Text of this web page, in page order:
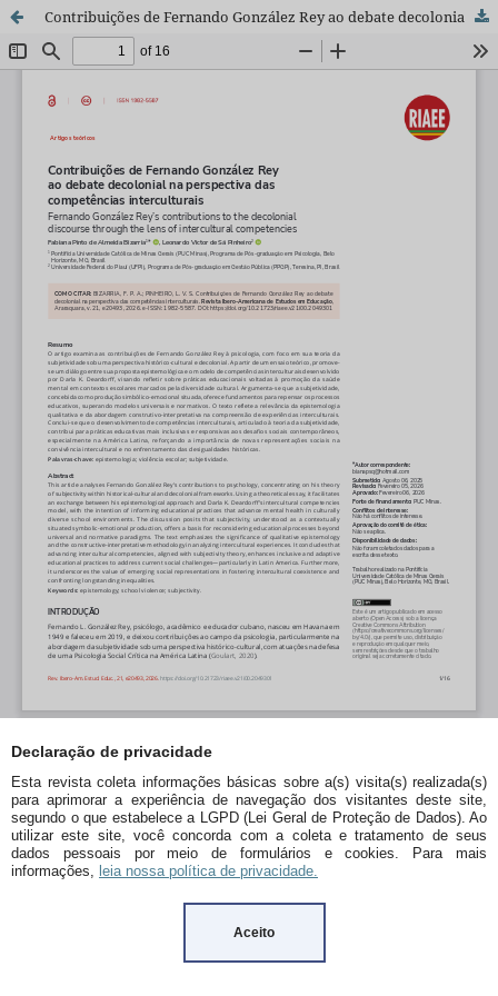
Declaração de privacidade
Esta revista coleta informações básicas sobre a(s) visita(s) realizada(s)
para aprimorar a experiência de navegação dos visitantes deste site,
segundo o que estabelece a LGPD (Lei Geral de Proteção de Dados). Ao
utilizar este site, você concorda com a coleta e tratamento de seus
dados pessoais por meio de formulários e cookies. Para mais
informações, leia nossa política de privacidade.
Aceito
Contribuições de Fernando González Rey ao debate decolonial na perspectiva das competências interculturais